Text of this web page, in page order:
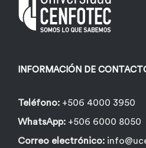
pueden
elegir
de
producto
INFORMACIÓN DE
Teléfono: +506 4000 3950
WhatsApp: +506 6000 8050
Correo electrónico: